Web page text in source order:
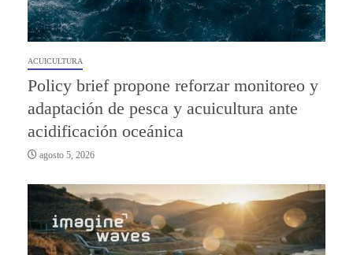
ACUICULTURA
Policy brief propone reforzar monitoreo y
adaptación de pesca y acuicultura ante
acidificación oceánica
agosto 5, 2026